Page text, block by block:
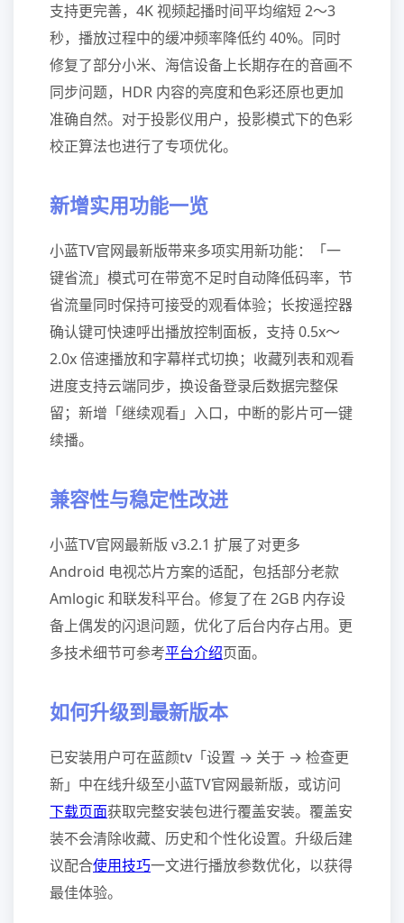
支持更完善，4K 视频起播时间平均缩短 2～3
秒，播放过程中的缓冲频率降低约 40%。同时
修复了部分小米、海信设备上长期存在的音画不
同步问题，HDR 内容的亮度和色彩还原也更加
准确自然。对于投影仪用户，投影模式下的色彩
校正算法也进行了专项优化。
新增实用功能一览
小蓝TV官网最新版带来多项实用新功能：「一
键省流」模式可在带宽不足时自动降低码率，节
省流量同时保持可接受的观看体验；长按遥控器
确认键可快速呼出播放控制面板，支持 0.5x～
2.0x 倍速播放和字幕样式切换；收藏列表和观看
进度支持云端同步，换设备登录后数据完整保
留；新增「继续观看」入口，中断的影片可一键
续播。
兼容性与稳定性改进
小蓝TV官网最新版 v3.2.1 扩展了对更多
Android 电视芯片方案的适配，包括部分老款
Amlogic 和联发科平台。修复了在 2GB 内存设
备上偶发的闪退问题，优化了后台内存占用。更
多技术细节可参考平台介绍页面。
如何升级到最新版本
已安装用户可在蓝颜tv「设置 → 关于 → 检查更
新」中在线升级至小蓝TV官网最新版，或访问
下载页面获取完整安装包进行覆盖安装。覆盖安
装不会清除收藏、历史和个性化设置。升级后建
议配合使用技巧一文进行播放参数优化，以获得
最佳体验。